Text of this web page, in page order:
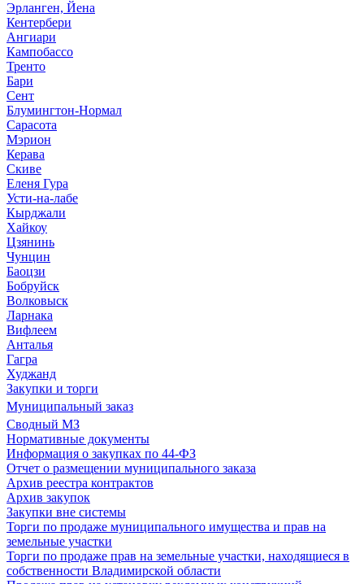
Эрланген, Йена
Кентербери
Ангиари
Кампобассо
Тренто
Бари
Сент
Блумингтон-Нормал
Сарасота
Мэрион
Керава
Скиве
Еленя Гура
Усти-на-лабе
Кырджали
Хайкоу
Цзянинь
Чунцин
Баоцзи
Бобруйск
Волковыск
Ларнака
Вифлеем
Анталья
Гагра
Худжанд
Закупки и торги
Муниципальный заказ
Сводный МЗ
Нормативные документы
Информация о закупках по 44-ФЗ
Отчет о размещении муниципального заказа
Архив реестра контрактов
Архив закупок
Закупки вне системы
Торги по продаже муниципального имущества и прав на
земельные участки
Торги по продаже прав на земельные участки, находящиеся в
собственности Владимирской области